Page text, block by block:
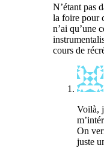
N’étant pas
la foire pour
n’ai qu’une
cours de
Voilà,
On
juste